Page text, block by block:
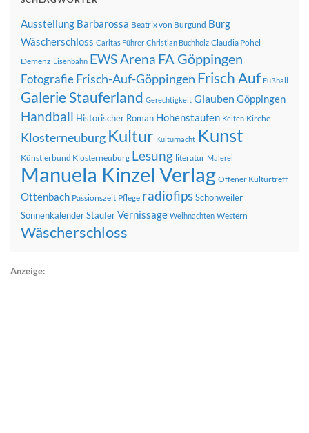
Ausstellung Barbarossa Beatrix von Burgund Burg
Wäscherschloss Caritas Führer Christian Buchholz Claudia Pohel
Demenz Eisenbahn EWS Arena FA Göppingen
FotografieFrisch-Auf-Göppingen Frisch Auf Fußball
Galerie Stauferland Gerechtigkeit Glauben Göppingen
Handball Historischer Roman Hohenstaufen Kelten Kirche
Klosterneuburg Kultur Kulturnacht Kunst
Künstlerbund Klosterneuburg Lesung literatur Malerei
Manuela Kinzel Verlag Offener Kulturtreff
Ottenbach Passionszeit Pflege radiofipsSchönweiler
SonnenkalenderStauferVernissage Weihnachten Western
Wäscherschloss
Anzeige: